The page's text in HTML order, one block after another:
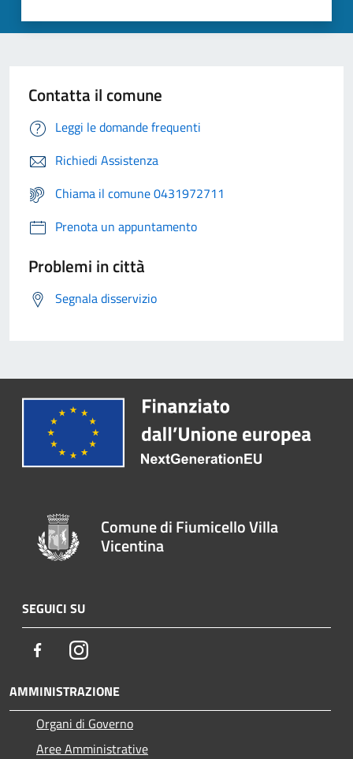
Contatta il comune
Leggi le domande frequenti
Richiedi Assistenza
Chiama il comune 0431972711
Prenota un appuntamento
Problemi in città
Segnala disservizio
Comune di Fiumicello Villa
Vicentina
SEGUICI SU
FacebookInstagram
AMMINISTRAZIONE
Organi di Governo
Aree Amministrative